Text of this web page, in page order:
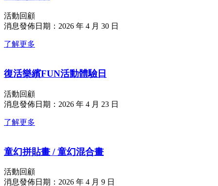
活動回顧
消息發佈日期：2026 年 4 月 30 日
了解更多
復活樂繽FUN活動體驗日
活動回顧
消息發佈日期：2026 年 4 月 23 日
了解更多
童幻拼貼畫 / 童幻混合畫
活動回顧
消息發佈日期：2026 年 4 月 9 日